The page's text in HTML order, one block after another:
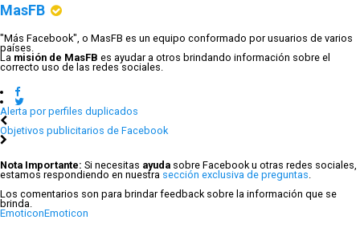
MasFB
"Más Facebook", o MasFB es un equipo conformado por usuarios de varios
países.
La misión de MasFB es ayudar a otros brindando información sobre el
correcto uso de las redes sociales.
Alerta por perfiles duplicados
Objetivos publicitarios de Facebook
Nota Importante: Si necesitas ayuda sobre Facebook u otras redes sociales,
estamos respondiendo en nuestra sección exclusiva de preguntas.
Los comentarios son para brindar feedback sobre la información que se
brinda.
EmoticonEmoticon